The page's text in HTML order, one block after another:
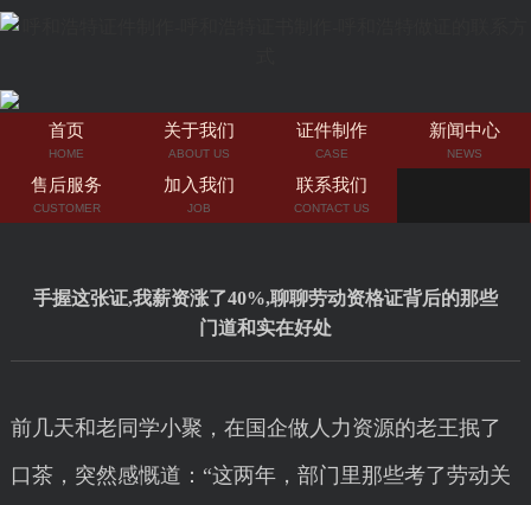
首页
HOME
关于我们
ABOUT US
证件制作
CASE
新闻中心
NEWS
售后服务
CUSTOMER
加入我们
JOB
联系我们
CONTACT US
手握这张证,我薪资涨了40%,聊聊劳动资格证背后的那些
门道和实在好处
前几天和老同学小聚，在国企做人力资源的老王抿了
口茶，突然感慨道：“这两年，部门里那些考了劳动关